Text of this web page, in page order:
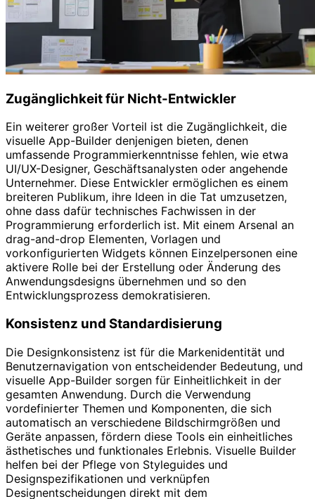
Zugänglichkeit für Nicht-Entwickler
Ein weiterer großer Vorteil ist die Zugänglichkeit, die
visuelle App-Builder denjenigen bieten, denen
umfassende Programmierkenntnisse fehlen, wie etwa
UI/UX-Designer, Geschäftsanalysten oder angehende
Unternehmer. Diese Entwickler ermöglichen es einem
breiteren Publikum, ihre Ideen in die Tat umzusetzen,
ohne dass dafür technisches Fachwissen in der
Programmierung erforderlich ist. Mit einem Arsenal an
drag-and-drop Elementen, Vorlagen und
vorkonfigurierten Widgets können Einzelpersonen eine
aktivere Rolle bei der Erstellung oder Änderung des
Anwendungsdesigns übernehmen und so den
Entwicklungsprozess demokratisieren.
Konsistenz und Standardisierung
Die Designkonsistenz ist für die Markenidentität und
Benutzernavigation von entscheidender Bedeutung, und
visuelle App-Builder sorgen für Einheitlichkeit in der
gesamten Anwendung. Durch die Verwendung
vordefinierter Themen und Komponenten, die sich
automatisch an verschiedene Bildschirmgrößen und
Geräte anpassen, fördern diese Tools ein einheitliches
ästhetisches und funktionales Erlebnis. Visuelle Builder
helfen bei der Pflege von Styleguides und
Designspezifikationen und verknüpfen
Designentscheidungen direkt mit dem